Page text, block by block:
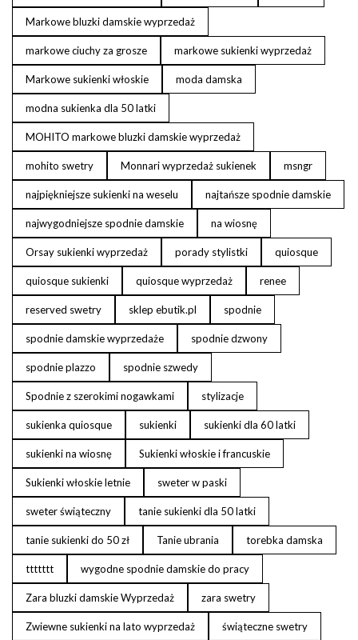
Markowe bluzki damskie wyprzedaż
markowe ciuchy za grosze markowe sukienki wyprzedaż
Markowe sukienki włoskie moda damska
modna sukienka dla 50 latki
MOHITO markowe bluzki damskie wyprzedaż
mohito swetry Monnari wyprzedaż sukienek msngr
najpiękniejsze sukienki na weselu najtańsze spodnie damskie
najwygodniejsze spodnie damskie na wiosnę
Orsay sukienki wyprzedaż porady stylistki quiosque
quiosque sukienki quiosque wyprzedaż renee
reserved swetry sklep ebutik.pl spodnie
spodnie damskie wyprzedaże spodnie dzwony
spodnie plazzo spodnie szwedy
Spodnie z szerokimi nogawkami stylizacje
sukienka quiosque sukienki sukienki dla 60 latki
sukienki na wiosnę Sukienki włoskie i francuskie
Sukienki włoskie letnie sweter w paski
sweter świąteczny tanie sukienki dla 50 latki
tanie sukienki do 50 zł Tanie ubrania torebka damska
ttttttt wygodne spodnie damskie do pracy
Zara bluzki damskie Wyprzedaż zara swetry
Zwiewne sukienki na lato wyprzedaż świąteczne swetry